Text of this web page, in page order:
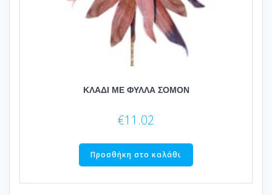
ΚΛΑΔΙ ΜΕ ΦΥΛΛΑ ΣΟΜΟΝ
€11.02
Προσθήκη στο καλάθι